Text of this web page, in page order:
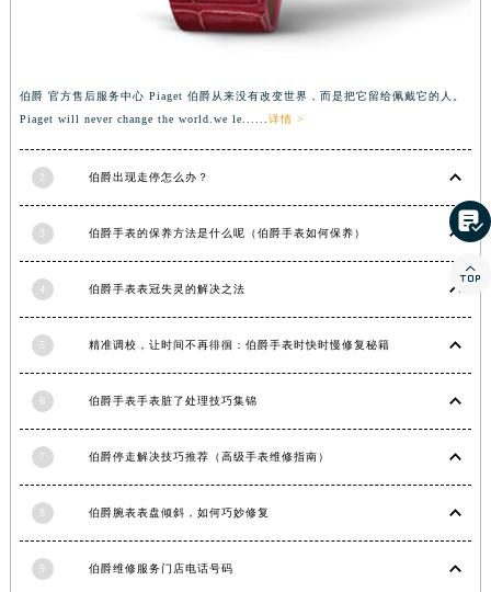
伯爵 官方售后服务中心 Piaget 伯爵从来没有改变世界，而是把它留给佩戴它的人。
Piaget will never change the world.we le...... 详情 >
2 伯爵出现走停怎么办？
3 伯爵手表的保养方法是什么呢（伯爵手表如何保养）
4 伯爵手表表冠失灵的解决之法
5 精准调校，让时间不再徘徊：伯爵手表时快时慢修复秘籍
6 伯爵手表手表脏了处理技巧集锦
7 伯爵停走解决技巧推荐（高级手表维修指南）
8 伯爵腕表表盘倾斜，如何巧妙修复
9 伯爵维修服务门店电话号码

